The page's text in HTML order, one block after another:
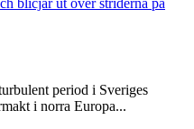
period i Sveriges
i norra Europa...